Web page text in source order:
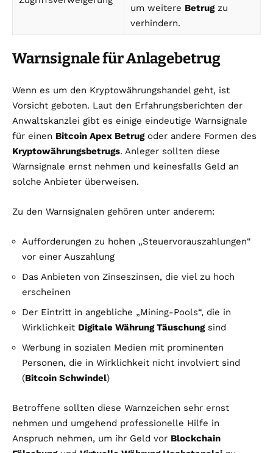
um weitere Betrugzu
verhindern.
Warnsignale für Anlagebetrug
Wenn es um den Kryptowährungshandel geht, ist
Vorsicht geboten. Laut den Erfahrungsberichten der
Anwaltskanzlei gibt es einige eindeutige Warnsignale
für einen Bitcoin Apex Betrugoder andere Formen des
Kryptowährungsbetrugs. Anleger sollten diese
Warnsignale ernst nehmen und keinesfalls Geld an
solche Anbieter überweisen.
Zu den Warnsignalen gehören unter anderem:
Aufforderungen zu hohen „Steuervorauszahlungen“
vor einer Auszahlung
Das Anbieten von Zinseszinsen, die viel zu hoch
erscheinen
Der Eintritt in angebliche „Mining-Pools“, die in
Wirklichkeit Digitale Währung Täuschungsind
Werbung in sozialen Medien mit prominenten
Personen, die in Wirklichkeit nicht involviert sind
(Bitcoin Schwindel)
Betroffene sollten diese Warnzeichen sehr ernst
nehmen und umgehend professionelle Hilfe in
Anspruch nehmen, um ihr Geld vor Blockchain